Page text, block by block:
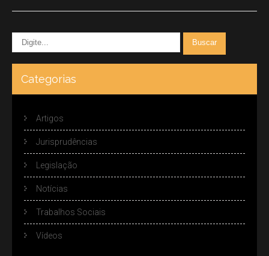
Categorias
Artigos
Jurisprudências
Legislação
Notícias
Trabalhos Sociais
Vídeos